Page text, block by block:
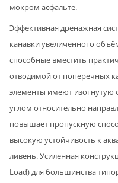
мокром асфальте.
Эффективная дренажная
канавки увеличенного
способные вместить
отводимой от поперечных
элементы имеют
углом относительно
повышает пропускную
высокую устойчивость к
ливень. Усиленная
Load) для большинства